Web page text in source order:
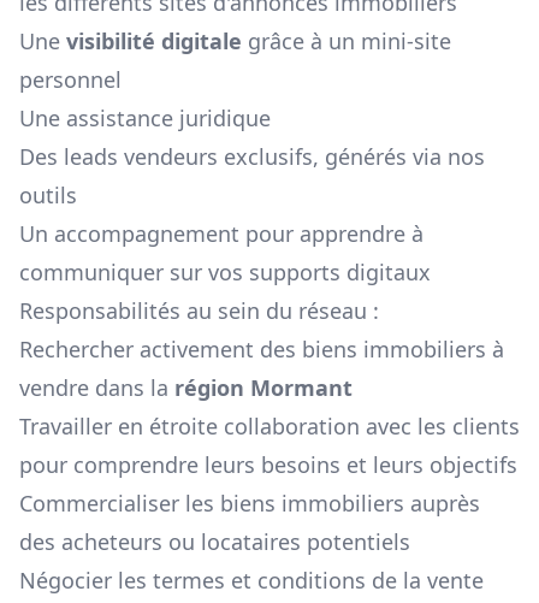
Une visibilité digitale grâce à un mini-site
personnel
Une assistance juridique
Des leads vendeurs exclusifs, générés via nos
outils
Un accompagnement pour apprendre à
communiquer sur vos supports digitaux
Responsabilités au sein du réseau :
Rechercher activement des biens immobiliers à
vendre dans la région Mormant
Travailler en étroite collaboration avec les clients
pour comprendre leurs besoins et leurs objectifs
Commercialiser les biens immobiliers auprès
des acheteurs ou locataires potentiels
Négocier les termes et conditions de la vente